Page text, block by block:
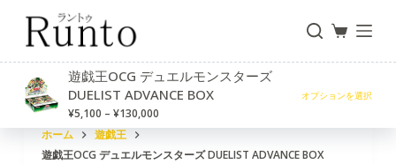
コ
ン
ン
遊戯王OCG デュエルモンスターズ
DUELIST ADVANCE BOX
¥5,100 – ¥130,000
オプションを選択
ホーム
遊戯王
遊戯王OCG デュエルモンスターズ DUELIST ADVANCE BOX